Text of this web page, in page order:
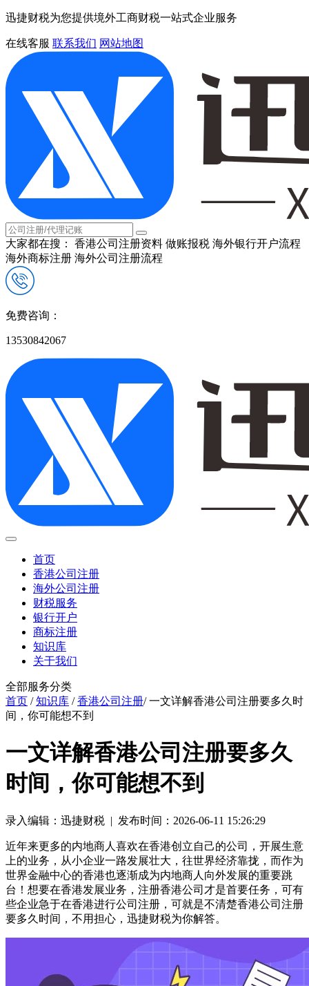
迅捷财税为您提供境外工商财税一站式企业服务
在线客服 联系我们 网站地图
大家都在搜： 香港公司注册资料 做账报税 海外银行开户流程
海外商标注册 海外公司注册流程
免费咨询：
13530842067
首页
香港公司注册
海外公司注册
财税服务
银行开户
商标注册
知识库
关于我们
全部服务分类
首页 /知识库 /香港公司注册/ 一文详解香港公司注册要多久时
间，你可能想不到
一文详解香港公司注册要多久
时间，你可能想不到
录入编辑：迅捷财税 | 发布时间：2026-06-11 15:26:29
近年来更多的内地商人喜欢在香港创立自己的公司，开展生意
上的业务，从小企业一路发展壮大，往世界经济靠拢，而作为
世界金融中心的香港也逐渐成为内地商人向外发展的重要跳
台！想要在香港发展业务，注册香港公司才是首要任务，可有
些企业急于在香港进行公司注册，可就是不清楚香港公司注册
要多久时间，不用担心，迅捷财税为你解答。